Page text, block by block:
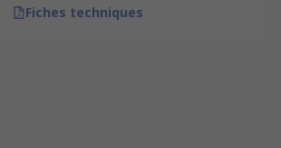
Fiches techniques